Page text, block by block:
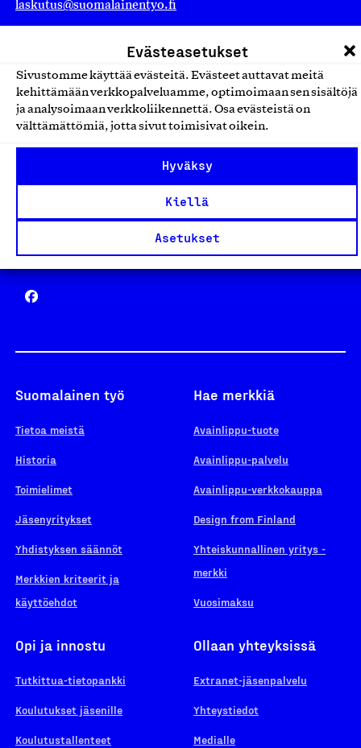
Evästeasetukset
Sivustomme käyttää evästeitä. Evästeet auttavat meitä
kehittämään verkkopalveluamme, optimoimaan sen sisältöjä
ja analysoimaan verkkoliikennettä. Osa evästeistä on
välttämättömiä, jotta sivut toimisivat oikein.
Hyväksy
Kiellä
Asetukset
laskutus@suomalainentyo.fi
Avainlippu
Yhteiskunnallinen Yritys -merkki
Suomalainen työ
Tietoa meistä
Historia
Toimielimet
Jäsenyritykset
Yhdistyksen säännöt
Merkkien kriteerit ja
käyttöehdot
Hae merkkiä
Avainlippu-tuote
Avainlippu-palvelu
Avainlippu-verkkokauppa
Design from Finland
Yhteiskunnallinen yritys -
merkki
Vuosimaksu
Opi ja innostu
Tutkittua-tietopankki
Koulutukset jäsenille
Koulutustallenteet
Ollaan yhteyksissä
Extranet-jäsenpalvelu
Yhteystiedot
Medialle